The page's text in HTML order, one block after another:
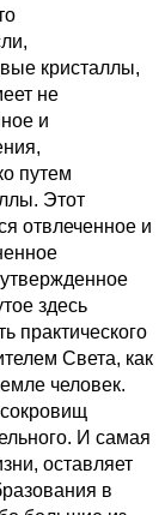
кристаллы,
не
и
путем
Этот
отвлеченное и
здесь
практического
Света, как
человек.
И самая
оставляет
в